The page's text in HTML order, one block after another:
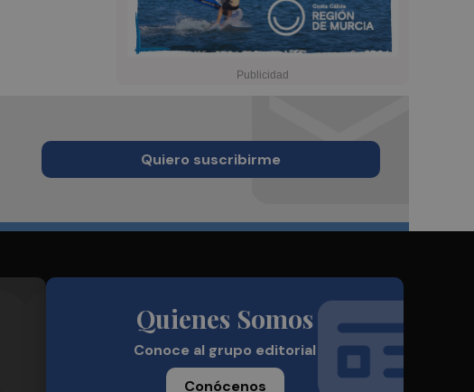
Quiero suscribirme
Quienes Somos
Conoce al grupo editorial
Conócenos